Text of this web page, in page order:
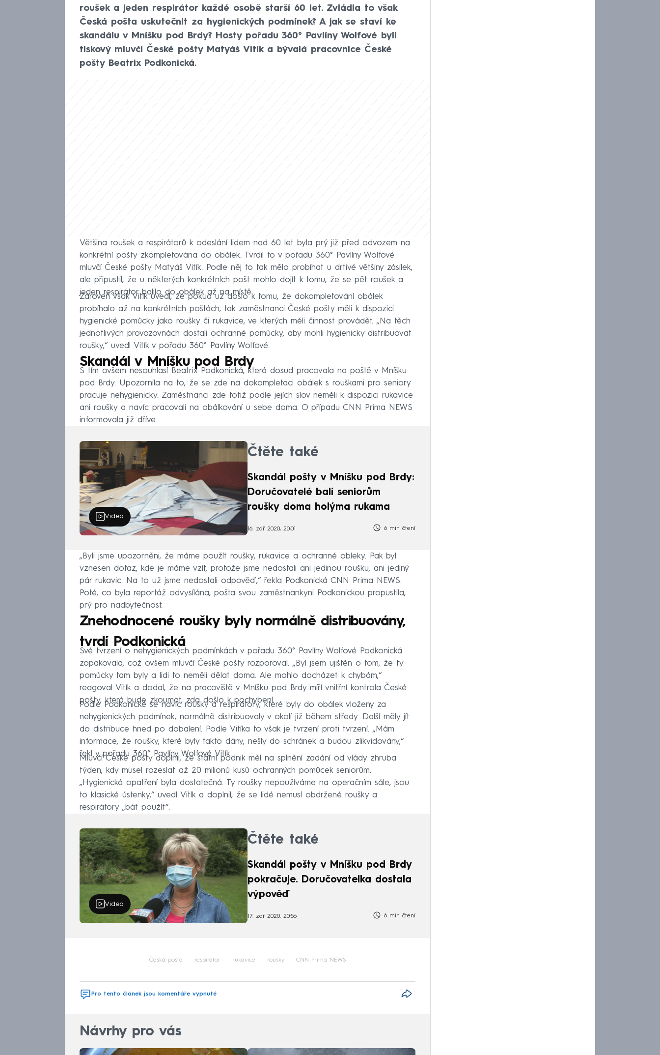
roušek a jeden respirátor každé osobě starší 60 let. Zvládla to však
Česká pošta uskutečnit za hygienických podmínek? A jak se staví ke
skandálu v Mníšku pod Brdy? Hosty pořadu 360° Pavlíny Wolfové byli
tiskový mluvčí České pošty Matyáš Vitík a bývalá pracovnice České
pošty Beatrix Podkonická.
Většina roušek a respirátorů k odeslání lidem nad 60 let byla prý již před odvozem na
konkrétní pošty zkompletována do obálek. Tvrdil to v pořadu 360° Pavlíny Wolfové
mluvčí České pošty Matyáš Vitík. Podle něj to tak mělo probíhat u drtivé většiny zásilek,
ale připustil, že u některých konkrétních pošt mohlo dojít k tomu, že se pět roušek a
jeden respirátor balilo do obálek až na místě.
Zároveň však Vitík uvedl, že pokud už došlo k tomu, že dokompletování obálek
probíhalo až na konkrétních poštách, tak zaměstnanci České pošty měli k dispozici
hygienické pomůcky jako roušky či rukavice, ve kterých měli činnost provádět. „Na těch
jednotlivých provozovnách dostali ochranné pomůcky, aby mohli hygienicky distribuovat
roušky,“ uvedl Vitík v pořadu 360° Pavlíny Wolfové.
Skandál v Mníšku pod Brdy
S tím ovšem nesouhlasí Beatrix Podkonická, která dosud pracovala na poště v Mníšku
pod Brdy. Upozornila na to, že se zde na dokompletaci obálek s rouškami pro seniory
pracuje nehygienicky. Zaměstnanci zde totiž podle jejích slov neměli k dispozici rukavice
ani roušky a navíc pracovali na obálkování u sebe doma. O případu CNN Prima NEWS
informovala již dříve.
Video
Čtěte také
Skandál pošty v Mníšku pod Brdy:
Doručovatelé balí seniorům
roušky doma holýma rukama
16. zář 2020, 20:01 6 min čtení
„Byli jsme upozorněni, že máme použít roušky, rukavice a ochranné obleky. Pak byl
vznesen dotaz, kde je máme vzít, protože jsme nedostali ani jedinou roušku, ani jediný
pár rukavic. Na to už jsme nedostali odpověď,“ řekla Podkonická CNN Prima NEWS.
Poté, co byla reportáž odvysílána, pošta svou zaměstnankyni Podkonickou propustila,
prý pro nadbytečnost.
Znehodnocené roušky byly normálně distribuovány,
tvrdí Podkonická
Své tvrzení o nehygienických podmínkách v pořadu 360° Pavlíny Wolfové Podkonická
zopakovala, což ovšem mluvčí České pošty rozporoval. „Byl jsem ujištěn o tom, že ty
pomůcky tam byly a lidi to neměli dělat doma. Ale mohlo docházet k chybám,“
reagoval Vitík a dodal, že na pracoviště v Mníšku pod Brdy míří vnitřní kontrola České
pošty, která bude zkoumat, zda došlo k pochybení.
Podle Podkonické se navíc roušky a respirátory, které byly do obálek vloženy za
nehygienických podmínek, normálně distribuovaly v okolí již během středy. Další měly jít
do distribuce hned po dobalení. Podle Vitíka to však je tvrzení proti tvrzení. „Mám
informace, že roušky, které byly takto dány, nešly do schránek a budou zlikvidovány,“
řekl v pořadu 360° Pavlíny Wolfové Vitík.
Mluvčí České pošty doplnil, že státní podnik měl na splnění zadání od vlády zhruba
týden, kdy musel rozeslat až 20 milionů kusů ochranných pomůcek seniorům.
„Hygienická opatření byla dostatečná. Ty roušky nepoužíváme na operačním sále, jsou
to klasické ústenky,“ uvedl Vitík a doplnil, že se lidé nemusí obdržené roušky a
respirátory „bát použít“.
Video
Čtěte také
Skandál pošty v Mníšku pod Brdy
pokračuje. Doručovatelka dostala
výpověď
17. zář 2020, 20:56 6 min čtení
Česká pošta respirátor rukavice roušky CNN Prima NEWS
Pro tento článek jsou komentáře vypnuté
Návrhy pro vás